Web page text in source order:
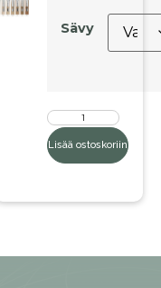
Sävy
Lisää ostoskoriin